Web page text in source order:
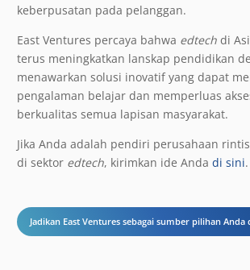
keberpusatan pada pelanggan.
East Ventures percaya bahwa edtech di
terus meningkatkan lanskap pendidikan
menawarkan solusi inovatif yang dapat
pengalaman belajar dan memperluas
berkualitas semua lapisan masyarakat.
Jika Anda adalah pendiri perusahaan
di sektor edtech, kirimkan ide Anda di sini.
Jadikan East Ventures sebagai sumber pilihan